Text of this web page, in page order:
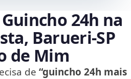
24h na
Barueri‑SP
de Mim
de “guincho 24h mais